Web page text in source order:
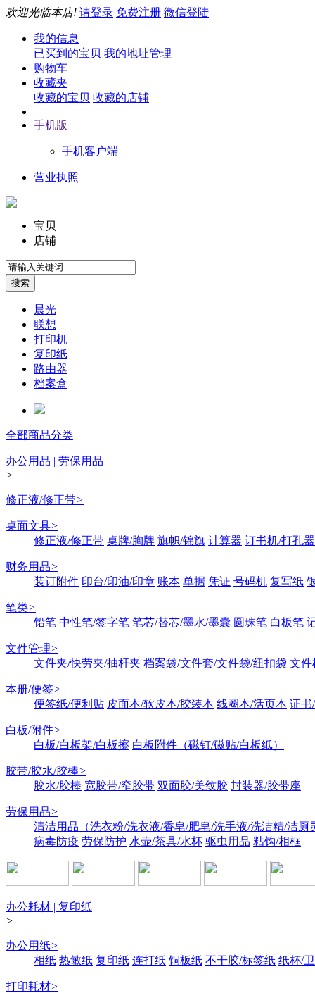
欢迎光临本店! 请登录 免费注册 微信登陆
我的信息
已买到的宝贝 我的地址管理
购物车
收藏夹
收藏的宝贝 收藏的店铺
手机版
手机客户端
营业执照
宝贝
店铺
晨光
联想
打印机
复印纸
路由器
档案盒
全部商品分类
办公用品 | 劳保用品
>
修正液/修正带>
桌面文具>
修正液/修正带 桌牌/胸牌 旗帜/锦旗 计算器 订书机/打孔器
财务用品>
装订附件 印台/印油/印章 账本 单据 凭证 号码机 复写纸
笔类>
铅笔 中性笔/签字笔 笔芯/替芯/墨水/墨囊 圆珠笔 白板笔
文件管理>
文件夹/快劳夹/抽杆夹 档案袋/文件套/文件袋/纽扣袋 文件
本册/便签>
便签纸/便利贴 皮面本/软皮本/胶装本 线圈本/活页本 证书
白板/附件>
白板/白板架/白板擦 白板附件（磁钉/磁贴/白板纸）
胶带/胶水/胶棒>
胶水/胶棒 宽胶带/窄胶带 双面胶/美纹胶 封装器/胶带座
劳保用品>
清洁用品（洗衣粉/洗衣液/香皂/肥皂/洗手液/洗洁精/洁厕
病毒防疫 劳保防护 水壶/茶具/水杯 驱虫用品 粘钩/相框
办公耗材 | 复印纸
>
办公用纸>
相纸 热敏纸 复印纸 连打纸 铜板纸 不干胶/标签纸 纸杯/
打印耗材>